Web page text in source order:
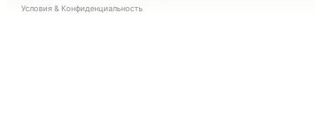
Условия & Конфиденциальность